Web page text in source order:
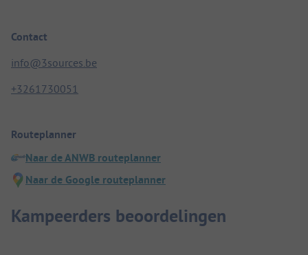
Contact
info@3sources.be
+3261730051
Routeplanner
Naar de ANWB routeplanner
Naar de Google routeplanner
Kampeerders beoordelingen